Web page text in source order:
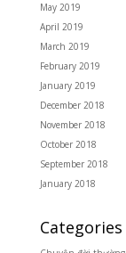
May 2019
April 2019
March 2019
February 2019
January 2019
December 2018
November 2018
October 2018
September 2018
January 2018
Categories